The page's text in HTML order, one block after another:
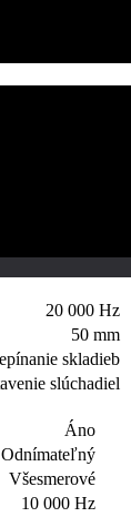
20 000 Hz
50 mm
skladieb
slúchadiel
Áno
Odnímateľný
Všesmerové
10 000 Hz